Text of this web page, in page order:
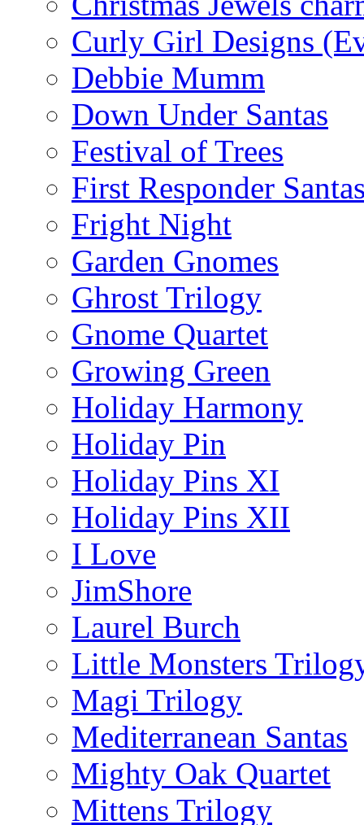
Curly Girl Designs
Debbie Mumm
Down Under Santas
Festival of Trees
First Responder
Fright Night
Garden Gnomes
Ghrost Trilogy
Gnome Quartet
Growing Green
Holiday Harmony
Holiday Pin
Holiday Pins XI
Holiday Pins XII
I Love
JimShore
Laurel Burch
Little Monsters
Magi Trilogy
Mediterranean Santas
Mighty Oak Quartet
Mittens Trilogy